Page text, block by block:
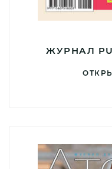
ЖУРНАЛ